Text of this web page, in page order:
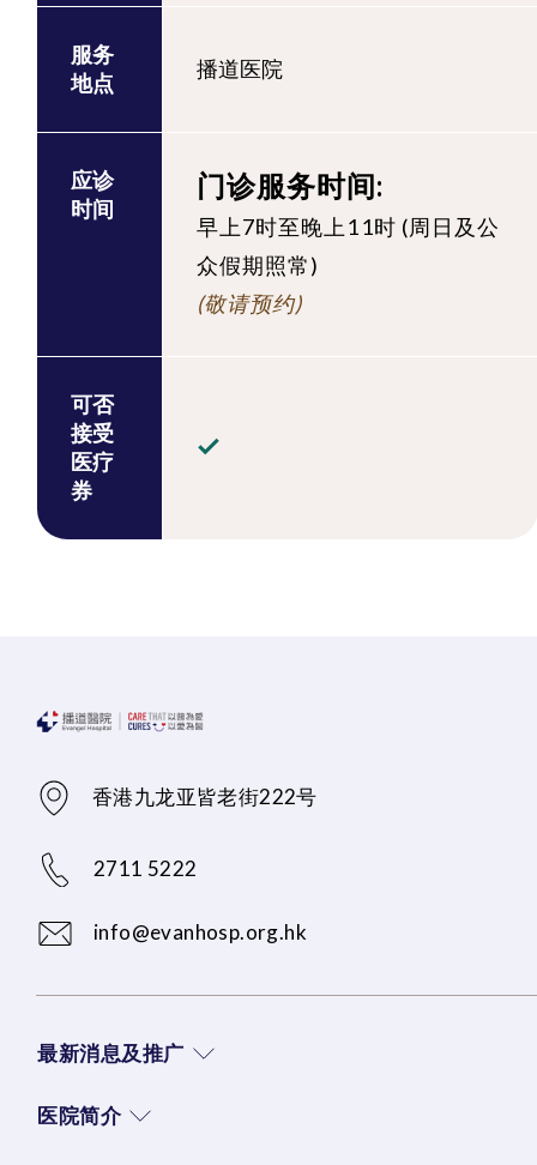
服务
地点
播道医院
应诊
时间
门诊服务时间:
早上7时至晚上11时 (周日及公
众假期照常)
(敬请预约)
可否
接受
医疗
券
香港九龙亚皆老街222号
2711 5222
info@evanhosp.org.hk
最新消息及推广
医院简介